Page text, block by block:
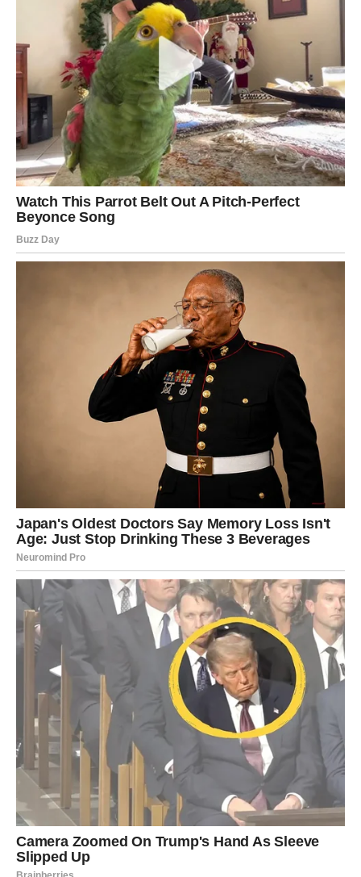
Ne zanemarujte prilike koje dolaze neočekivano.
STRIJELAC
JEDAN TRENUTAK MIJENJA TOK
NAREDNIH DANA
Strijelčevi ulaze u utorak koji donosi neočekivan
preokret.
Moguća je poslovna vijest, finansijska prilika ili susret s
osobom koja će imati veliki uticaj na vaše naredne
odluke. Ono što se danas dogodi moglo bi biti početak
mnogo uspješnijeg razdoblja.
Poruka zvijezda
Vjerujte svojim instinktima i ne propuštajte prilike.
Stabilnost donosi zadovoljstvo
Jarčevi će uspjeti završiti važnu obavezu i osjetiti veliko
olakšanje.
Pred vama je dan ispunjen produktivnošću.
Poruka zvijezda
Nastavite tempom koji vam odgovara.
VODOLIJA
Inspiracija otvara nova vrata
Vodolije će dobiti ideju koja može imati veliki značaj za
budućnost.
Jedan razgovor donosi dodatnu motivaciju.